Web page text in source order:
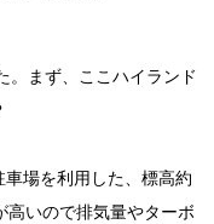
まず、ここハイランド
車場を利用した、標高約
高いので排気量やターボ